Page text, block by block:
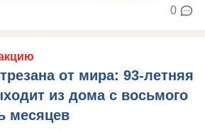
0
от мира: 93-летняя
из дома с восьмого
месяцев